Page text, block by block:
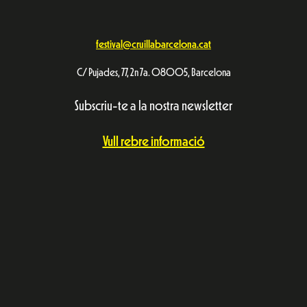
festival@cruillabarcelona.cat
C/ Pujades, 77, 2n 7a. 08005, Barcelona
Subscriu-te a la nostra newsletter
Vull rebre informació